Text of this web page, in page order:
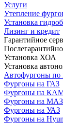
Услуги
Утепление
Установка
Лизинг и кредит
Гарантийное
Установка ХОА
Установка
Автофургоны по
Фургоны на ГАЗ
Фургоны на
Фургоны на МАЗ
Фургоны на УАЗ
Фургоны на